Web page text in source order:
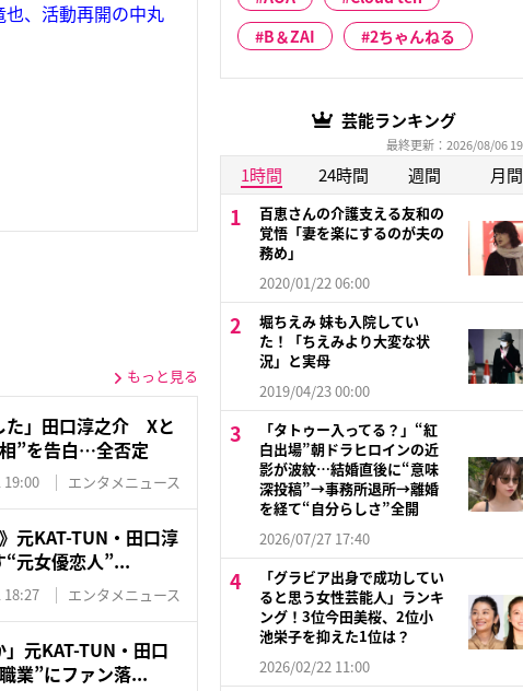
也、活動再開の中丸
もっと見る
た」田口淳之介 Xと
”を告白…全否定
エンタメニュース
元KAT-TUN・田口淳
元女優恋人”...
エンタメニュース
」元KAT-TUN・田口
業”にファン落...
B＆ZAI
2ちゃんねる
芸能ランキング
最終更新：2026/08/06
1時間 24時間 週間 月間
百恵さんの介護支える友和の
覚悟「妻を楽にするのが夫の
務め」
2020/01/22 06:00
堀ちえみ 妹も入院してい
た！「ちえみより大変な状
況」と実母
2019/04/23 00:00
「タトゥー入ってる？」“紅
白出場”朝ドラヒロインの近
影が波紋…結婚直後に“意味
深投稿”→事務所退所→離婚
を経て“自分らしさ”全開
2026/07/27 17:40
「グラビア出身で成功してい
ると思う女性芸能人」ランキ
ング！3位今田美桜、2位小
池栄子を抑えた1位は？
2026/02/22 11:00